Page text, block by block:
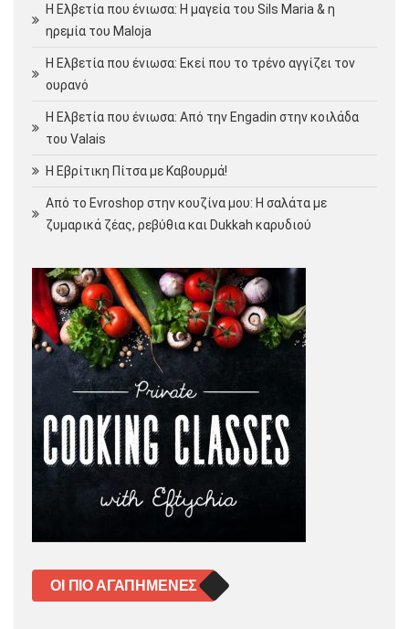
Η Ελβετία που ένιωσα: Η μαγεία του Sils Maria & η
ηρεμία του Maloja
Η Ελβετία που ένιωσα: Εκεί που το τρένο αγγίζει τον
ουρανό
Η Ελβετία που ένιωσα: Από την Engadin στην κοιλάδα
του Valais
Η Εβρίτικη Πίτσα με Καβουρμά!
Από το Evroshop στην κουζίνα μου: Η σαλάτα με
ζυμαρικά ζέας, ρεβύθια και Dukkah καρυδιού
ΟΙ ΠΙΟ ΑΓΑΠΗΜΈΝΕΣ